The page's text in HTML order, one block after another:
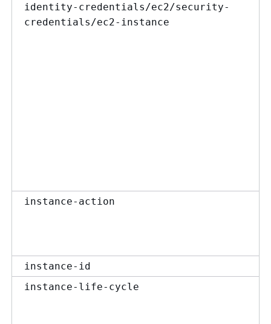
identity-credentials/ec2/security-
credentials/ec2-instance
instance-action
instance-id
instance-life-cycle